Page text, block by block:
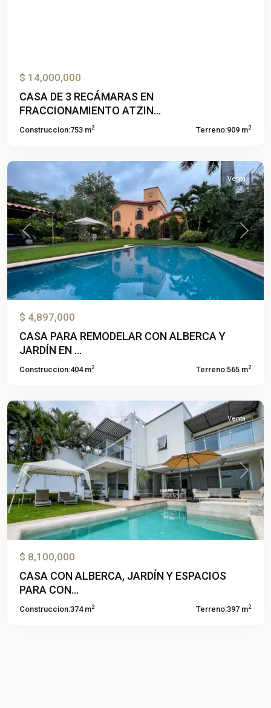
$ 14,000,000
CASA DE 3 RECÁMARAS EN
FRACCIONAMIENTO ATZIN...
Construccion:753 m2 Terreno:909 m2
Lomas
Cuernavaca,
Previous Next
Venta
$ 4,897,000
CASA PARA REMODELAR CON ALBERCA Y
JARDÍN EN ...
Construccion:404 m2 Terreno:565 m2
Bugambilias,
Previous Next
Venta
$ 8,100,000
CASA CON ALBERCA, JARDÍN Y ESPACIOS
PARA CON...
Construccion:374 m2 Terreno:397 m2